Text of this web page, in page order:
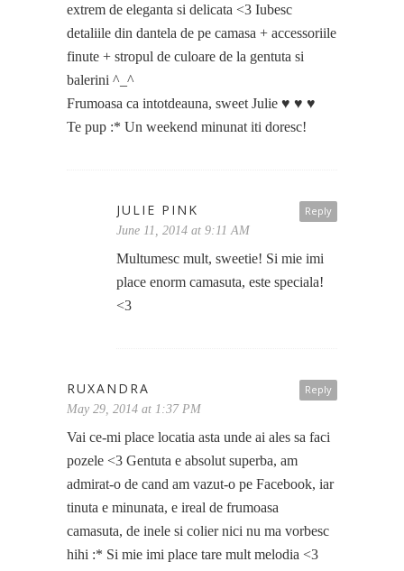
extrem de eleganta si delicata <3 Iubesc
detaliile din dantela de pe camasa + accessoriile
finute + stropul de culoare de la gentuta si
balerini ^_^
Frumoasa ca intotdeauna, sweet Julie ♥ ♥ ♥
Te pup :* Un weekend minunat iti doresc!
Reply
JULIE PINK
June 11, 2014 at 9:11 AM
Multumesc mult, sweetie! Si mie imi
place enorm camasuta, este speciala!
<3
Reply
RUXANDRA
May 29, 2014 at 1:37 PM
Vai ce-mi place locatia asta unde ai ales sa faci
pozele <3 Gentuta e absolut superba, am
admirat-o de cand am vazut-o pe Facebook, iar
tinuta e minunata, e ireal de frumoasa
camasuta, de inele si colier nici nu ma vorbesc
hihi :* Si mie imi place tare mult melodia <3